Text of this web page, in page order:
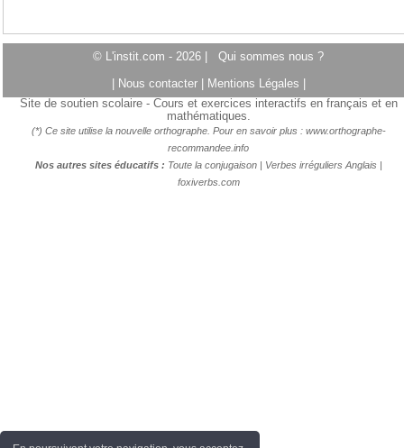
© L'instit.com - 2026 | Qui sommes nous ?
Nous contacter Mentions Légales
Site de soutien scolaire - Cours et exercices interactifs en français et en
mathématiques.
(*) Ce site utilise la nouvelle orthographe. Pour en savoir plus : www.orthographe-
recommandee.info
Nos autres sites éducatifs : Toute la conjugaison| Verbes irréguliers Anglais |
foxiverbs.com